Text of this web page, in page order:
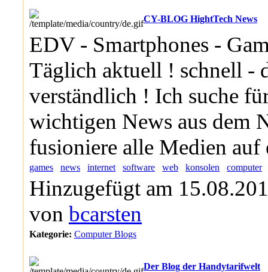
CY-BLOG HightTech News
EDV - Smartphones -
Täglich aktuell ! schnell -
verständlich ! Ich suche
wichtigen News aus dem
fusioniere alle Medien
games news internet software web konsolen computer
Hinzugefügt am
von bcarsten
Kategorie: Computer Blogs
Der Blog der Handytarifwelt